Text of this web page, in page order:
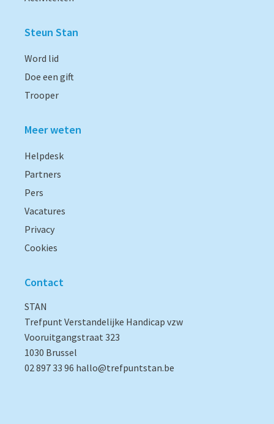
Steun Stan
Word lid
Doe een gift
Trooper
Meer weten
Helpdesk
Partners
Pers
Vacatures
Privacy
Cookies
Contact
STAN
Trefpunt Verstandelijke Handicap vzw
Vooruitgangstraat 323
1030 Brussel
02 897 33 96 hallo@trefpuntstan.be